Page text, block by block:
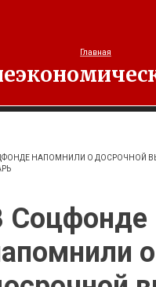
НАПОМНИЛИ О ДОСРОЧНОЙ
Соцфонде
о